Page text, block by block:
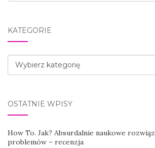
KATEGORIE
Kategorie
OSTATNIE WPISY
How To. Jak? Absurdalnie naukowe
problemów – recenzja